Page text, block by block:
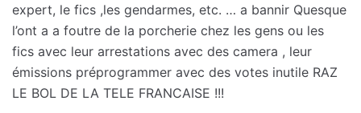
expert, le fics ,les gendarmes, etc. … a bannir Quesque
l’ont a a foutre de la porcherie chez les gens ou les
fics avec leur arrestations avec des camera , leur
émissions préprogrammer avec des votes inutile RAZ
LE BOL DE LA TELE FRANCAISE !!!